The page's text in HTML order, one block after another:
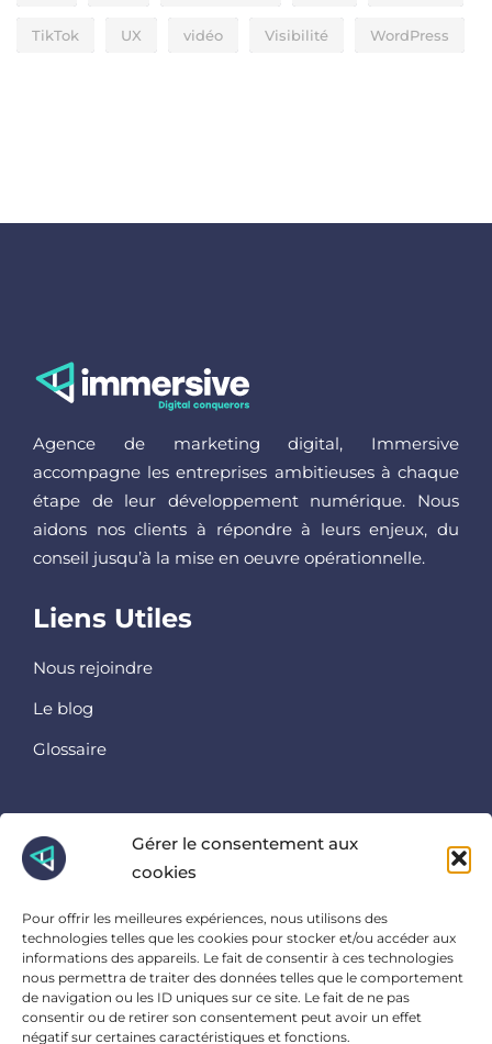
Gérer le consentement aux
cookies
Pour offrir les meilleures expériences, nous utilisons des
technologies telles que les cookies pour stocker et/ou accéder aux
informations des appareils. Le fait de consentir à ces technologies
nous permettra de traiter des données telles que le comportement
de navigation ou les ID uniques sur ce site. Le fait de ne pas
consentir ou de retirer son consentement peut avoir un effet
négatif sur certaines caractéristiques et fonctions.
TikTok UX vidéo Visibilité WordPress
Agence de marketing digital, Immersive
accompagne les entreprises ambitieuses à chaque
étape de leur développement numérique. Nous
aidons nos clients à répondre à leurs enjeux, du
conseil jusqu’à la mise en oeuvre opérationnelle.
Liens Utiles
Nous rejoindre
Le blog
Glossaire
Instagram
Facebook
Et là
23 Ter Rue Charles Sanglier, 45000 Orléans